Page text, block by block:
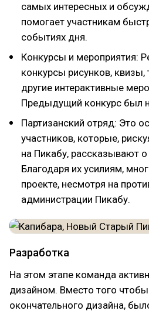
самых интересных и
помогает участникам
событиях дня.
Конкурсы и мероприятия:
конкурсы рисунков, квизы,
другие интерактивные
Предыдущий конкурс был
Партизанский отряд: Это
участников, которые,
на Пикабу, рассказывают о
Благодаря их усилиям,
проекте, несмотря на
администрации Пикабу.
Разработка
На этом этапе команда
дизайном. Вместо того
окончательного дизайна,